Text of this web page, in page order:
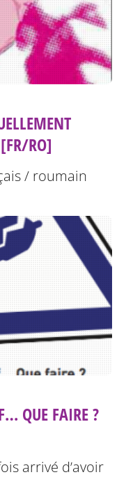
RO]
/ roumain
QUE FAIRE ?
arrivé d’avoir